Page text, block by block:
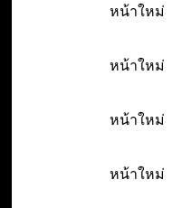
หน้าใหม่
หน้าใหม่
หน้าใหม่
หน้าใหม่